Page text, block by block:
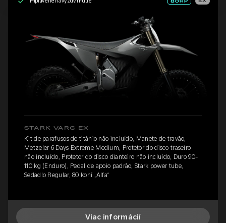
EX
STARK VARG EX
Kit de parafusos de titânio não incluído, Manete de travão,
Metzeler 6 Days Extreme Medium, Protetor do disco traseiro
não incluído, Protetor do disco dianteiro não incluído, Duro 90-
110 kg (Enduro), Pedal de apoio padrão, Stark power tube,
Sedadlo Regular, 80 koní „Alfa“
Viac informácií